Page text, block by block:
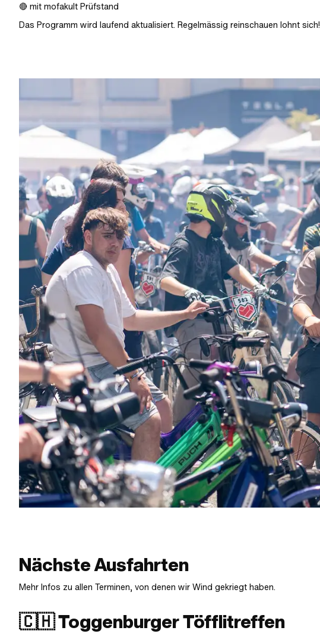
🔴 mit mofakult Prüfstand
Das Programm wird laufend aktualisiert. Regelmässig reinschauen lohnt sich!
Nächste Ausfahrten
Mehr Infos zu allen Terminen, von denen wir Wind gekriegt haben.
🇨🇭 Toggenburger Töfflitreffen